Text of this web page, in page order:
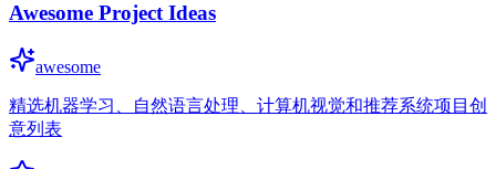
Awesome Project Ideas
awesome
精选机器学习、自然语言处理、计算机视觉和推荐系统项目创
意列表